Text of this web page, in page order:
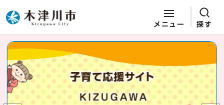
ページの先頭です
メニュー 探す
ここから本文です
ビジュアルエリア。木津川市役所か
らの紹介、お知らせ。